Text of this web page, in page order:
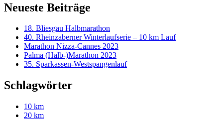
Neueste Beiträge
18. Bliesgau Halbmarathon
40. Rheinzaberner Winterlaufserie – 10 km Lauf
Marathon Nizza-Cannes 2023
Palma (Halb-)Marathon 2023
35. Sparkassen-Westspangenlauf
Schlagwörter
10 km
20 km